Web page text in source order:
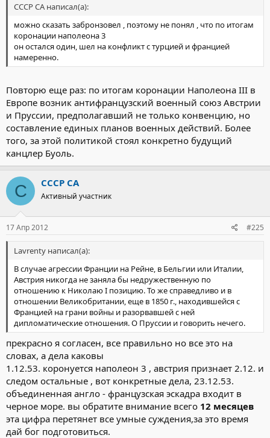
СССР СА написал(а):
можно сказать забронзовел , поэтому не понял , что по итогам
коронации наполеона 3
он остался один, шел на конфликт с турцией и францией
намеренно.
Повторю еще раз: по итогам коронации Наполеона III в
Европе возник антифранцузский военный союз Австрии
и Пруссии, предполагавший не только конвенцию, но
составление единых планов военных действий. Более
того, за этой политикой стоял конкретно будущий
канцлер Буоль.
С СССР СА
Активный участник
17 Апр 2012 #225
Lavrenty написал(а):
В случае агрессии Франции на Рейне, в Бельгии или Италии,
Австрия никогда не заняла бы недружественную по
отношению к Николаю I позицию. То же справедливо и в
отношении Великобритании, еще в 1850 г., находившейся с
Францией на грани войны и разорвавшей с ней
дипломатические отношения. О Пруссии и говорить нечего.
прекрасно я согласен, все правильно но все это на
словах, а дела каковы
1.12.53. коронуется наполеон 3 , австрия признает 2.12. и
следом остальные , вот конкретные дела, 23.12.53.
объединенная англо - французская эскадра входит в
черное море. вы обратите внимание всего 12 месяцев
эта цифра перетянет все умные суждения,за это время
дай бог подготовиться.